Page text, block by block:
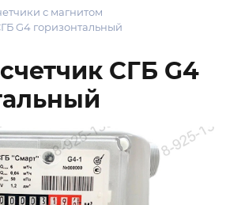
с магнитом
G4 горизонтальный
СГБ G4